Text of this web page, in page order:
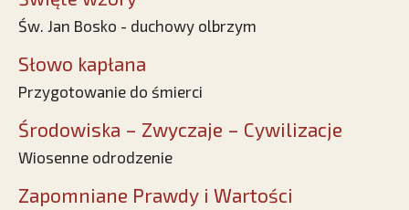
Św. Jan Bosko - duchowy olbrzym
Słowo kapłana
Przygotowanie do śmierci
Środowiska – Zwyczaje – Cywilizacje
Wiosenne odrodzenie
Zapomniane Prawdy i Wartości